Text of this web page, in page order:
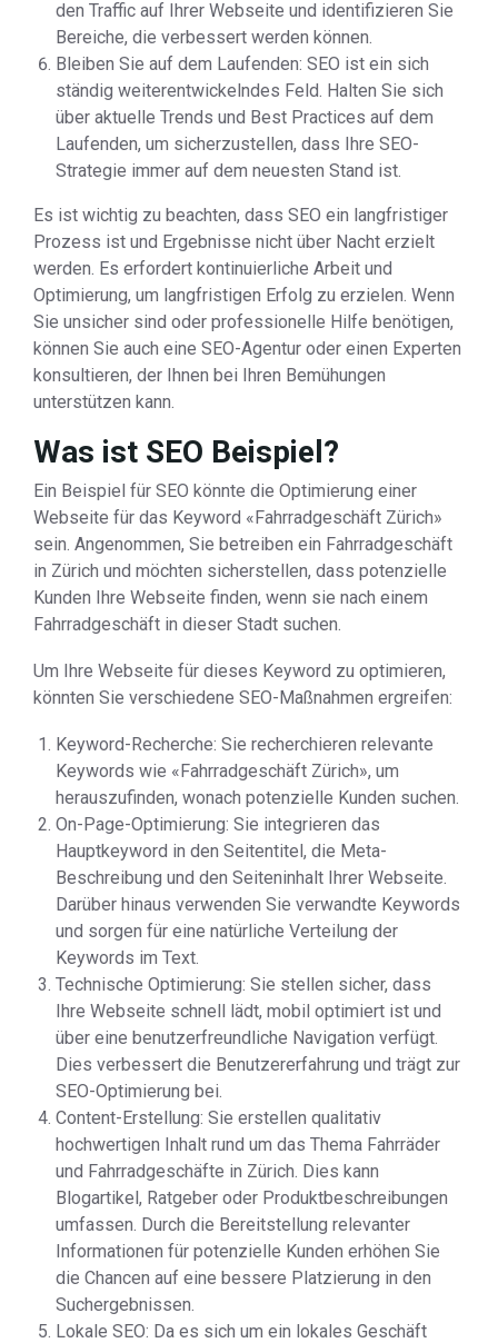
den Traffic auf Ihrer Webseite und identifizieren Sie
Bereiche, die verbessert werden können.
Bleiben Sie auf dem Laufenden: SEO ist ein sich
ständig weiterentwickelndes Feld. Halten Sie sich
über aktuelle Trends und Best Practices auf dem
Laufenden, um sicherzustellen, dass Ihre SEO-
Strategie immer auf dem neuesten Stand ist.
Es ist wichtig zu beachten, dass SEO ein langfristiger
Prozess ist und Ergebnisse nicht über Nacht erzielt
werden. Es erfordert kontinuierliche Arbeit und
Optimierung, um langfristigen Erfolg zu erzielen. Wenn
Sie unsicher sind oder professionelle Hilfe benötigen,
können Sie auch eine SEO-Agentur oder einen Experten
konsultieren, der Ihnen bei Ihren Bemühungen
unterstützen kann.
Was ist SEO Beispiel?
Ein Beispiel für SEO könnte die Optimierung einer
Webseite für das Keyword «Fahrradgeschäft Zürich»
sein. Angenommen, Sie betreiben ein Fahrradgeschäft
in Zürich und möchten sicherstellen, dass potenzielle
Kunden Ihre Webseite finden, wenn sie nach einem
Fahrradgeschäft in dieser Stadt suchen.
Um Ihre Webseite für dieses Keyword zu optimieren,
könnten Sie verschiedene SEO-Maßnahmen ergreifen:
Keyword-Recherche: Sie recherchieren relevante
Keywords wie «Fahrradgeschäft Zürich», um
herauszufinden, wonach potenzielle Kunden suchen.
On-Page-Optimierung: Sie integrieren das
Hauptkeyword in den Seitentitel, die Meta-
Beschreibung und den Seiteninhalt Ihrer Webseite.
Darüber hinaus verwenden Sie verwandte Keywords
und sorgen für eine natürliche Verteilung der
Keywords im Text.
Technische Optimierung: Sie stellen sicher, dass
Ihre Webseite schnell lädt, mobil optimiert ist und
über eine benutzerfreundliche Navigation verfügt.
Dies verbessert die Benutzererfahrung und trägt zur
SEO-Optimierung bei.
Content-Erstellung: Sie erstellen qualitativ
hochwertigen Inhalt rund um das Thema Fahrräder
und Fahrradgeschäfte in Zürich. Dies kann
Blogartikel, Ratgeber oder Produktbeschreibungen
umfassen. Durch die Bereitstellung relevanter
Informationen für potenzielle Kunden erhöhen Sie
die Chancen auf eine bessere Platzierung in den
Suchergebnissen.
Lokale SEO: Da es sich um ein lokales Geschäft